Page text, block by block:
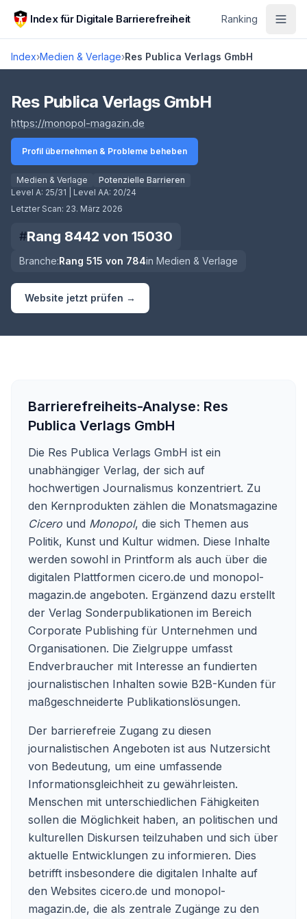
Zum Hauptinhalt springen
Index für Digitale Barrierefreiheit Ranking
Index›Medien & Verlage›Res Publica Verlags GmbH
Score lädt
Res Publica Verlags GmbH
https://monopol-magazin.de
Profil übernehmen & Probleme beheben
Medien & Verlage
Potenzielle Barrieren
Level A: 25/31 | Level AA: 20/24
Letzter Scan: 23. März 2026
#Rang 8442 von 15030
Branche:Rang 515 von 784in Medien & Verlage
Website jetzt prüfen →
Barrierefreiheits-Analyse: Res
Publica Verlags GmbH
Die Res Publica Verlags GmbH ist ein
unabhängiger Verlag, der sich auf
hochwertigen Journalismus konzentriert. Zu
den Kernprodukten zählen die Monatsmagazine
Cicero und Monopol, die sich Themen aus
Politik, Kunst und Kultur widmen. Diese Inhalte
werden sowohl in Printform als auch über die
digitalen Plattformen cicero.de und monopol-
magazin.de angeboten. Ergänzend dazu erstellt
der Verlag Sonderpublikationen im Bereich
Corporate Publishing für Unternehmen und
Organisationen. Die Zielgruppe umfasst
Endverbraucher mit Interesse an fundierten
journalistischen Inhalten sowie B2B-Kunden für
maßgeschneiderte Publikationslösungen.
Der barrierefreie Zugang zu diesen
journalistischen Angeboten ist aus Nutzersicht
von Bedeutung, um eine umfassende
Informationsgleichheit zu gewährleisten.
Menschen mit unterschiedlichen Fähigkeiten
sollen die Möglichkeit haben, an politischen und
kulturellen Diskursen teilzuhaben und sich über
aktuelle Entwicklungen zu informieren. Dies
betrifft insbesondere die digitalen Inhalte auf
den Websites cicero.de und monopol-
magazin.de, die als zentrale Zugänge zu den